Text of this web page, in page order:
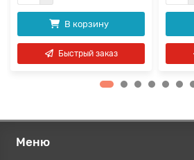
В корзину
Быстрый заказ
Меню